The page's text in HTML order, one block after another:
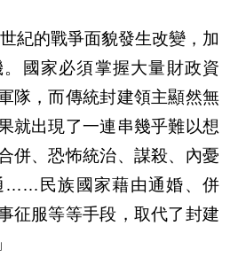
世紀的戰爭面貌發生改變，加
國家必須掌握大量財政資
隊，而傳統封建領主顯然無
就出現了一連串幾乎難以想
併、恐怖統治、謀殺、內憂
……民族國家藉由通婚、併
征服等等手段，取代了封建